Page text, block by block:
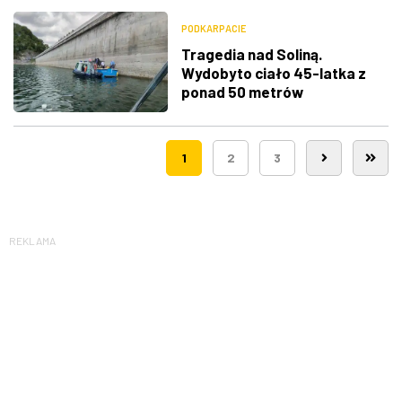
PODKARPACIE
Tragedia nad Soliną.
Wydobyto ciało 45-latka z
ponad 50 metrów
1 2 3
REKLAMA